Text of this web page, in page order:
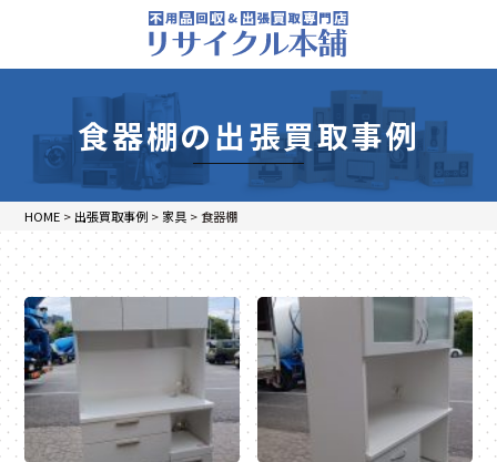
食器棚の出張買取事例
HOME > 出張買取事例 >家具 >食器棚